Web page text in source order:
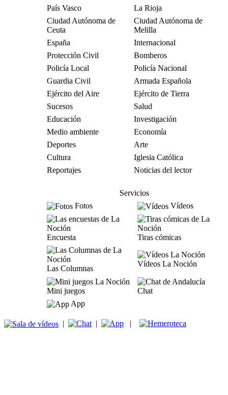
País Vasco
La Rioja
Ciudad Autónoma de
Ceuta
Ciudad Autónoma de
Melilla
España
Internacional
Protección Civil
Bomberos
Policía Local
Policía Nacional
Guardia Civil
Armada Española
Ejército del Aire
Ejército de Tierra
Sucesos
Salud
Educación
Investigación
Medio ambiente
Economía
Deportes
Arte
Cultura
Iglesia Católica
Reportajes
Noticias del lector
Servicios
Fotos
Vídeos
Encuesta Tiras cómicas
Las Columnas
Vídeos La Noción
Mini juegos
Chat
App
| | |